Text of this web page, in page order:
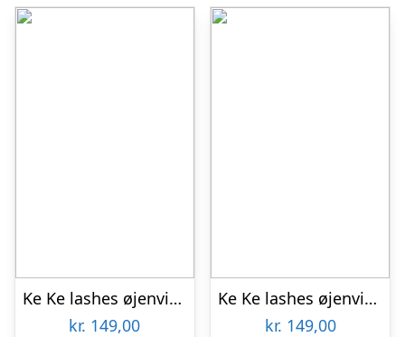
Ke Ke lashes øjenvipper Carmen usynlig bånd
kr. 149,00
Ke Ke lashes øjenvipper Mathilde gennemsigtig bånd
kr. 149,00